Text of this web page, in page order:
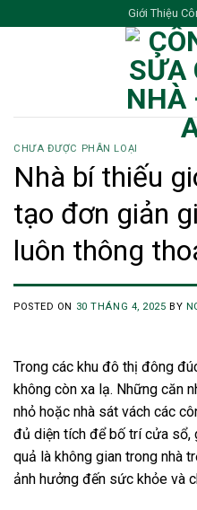
to
Giới Thiệu
CHƯA ĐƯỢC PHÂN LOẠI
Nhà bí thiếu
tạo đơn giản
luôn thông
POSTED ON 30 THÁNG 4, 2025 BY
Trong các khu đô thị đông
không còn xa lạ. Những căn
nhỏ hoặc nhà sát vách các
đủ diện tích để bố trí cửa sổ,
quả là không gian trong nhà
ảnh hưởng đến sức khỏe và